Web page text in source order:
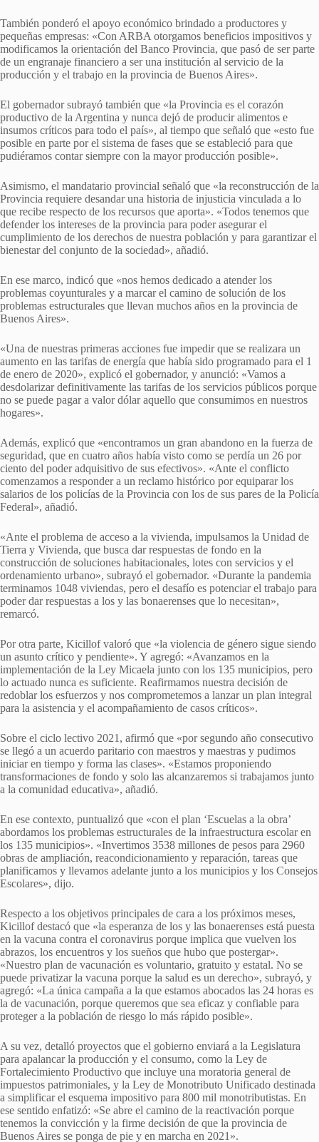
También ponderó el apoyo económico brindado a productores y
pequeñas empresas: «Con ARBA otorgamos beneficios impositivos y
modificamos la orientación del Banco Provincia, que pasó de ser parte
de un engranaje financiero a ser una institución al servicio de la
producción y el trabajo en la provincia de Buenos Aires».
El gobernador subrayó también que «la Provincia es el corazón
productivo de la Argentina y nunca dejó de producir alimentos e
insumos críticos para todo el país», al tiempo que señaló que «esto fue
posible en parte por el sistema de fases que se estableció para que
pudiéramos contar siempre con la mayor producción posible».
Asimismo, el mandatario provincial señaló que «la reconstrucción de la
Provincia requiere desandar una historia de injusticia vinculada a lo
que recibe respecto de los recursos que aporta». «Todos tenemos que
defender los intereses de la provincia para poder asegurar el
cumplimiento de los derechos de nuestra población y para garantizar el
bienestar del conjunto de la sociedad», añadió.
En ese marco, indicó que «nos hemos dedicado a atender los
problemas coyunturales y a marcar el camino de solución de los
problemas estructurales que llevan muchos años en la provincia de
Buenos Aires».
«Una de nuestras primeras acciones fue impedir que se realizara un
aumento en las tarifas de energía que había sido programado para el 1
de enero de 2020», explicó el gobernador, y anunció: «Vamos a
desdolarizar definitivamente las tarifas de los servicios públicos porque
no se puede pagar a valor dólar aquello que consumimos en nuestros
hogares».
Además, explicó que «encontramos un gran abandono en la fuerza de
seguridad, que en cuatro años había visto como se perdía un 26 por
ciento del poder adquisitivo de sus efectivos». «Ante el conflicto
comenzamos a responder a un reclamo histórico por equiparar los
salarios de los policías de la Provincia con los de sus pares de la Policía
Federal», añadió.
«Ante el problema de acceso a la vivienda, impulsamos la Unidad de
Tierra y Vivienda, que busca dar respuestas de fondo en la
construcción de soluciones habitacionales, lotes con servicios y el
ordenamiento urbano», subrayó el gobernador. «Durante la pandemia
terminamos 1048 viviendas, pero el desafío es potenciar el trabajo para
poder dar respuestas a los y las bonaerenses que lo necesitan»,
remarcó.
Por otra parte, Kicillof valoró que «la violencia de género sigue siendo
un asunto crítico y pendiente». Y agregó: «Avanzamos en la
implementación de la Ley Micaela junto con los 135 municipios, pero
lo actuado nunca es suficiente. Reafirmamos nuestra decisión de
redoblar los esfuerzos y nos comprometemos a lanzar un plan integral
para la asistencia y el acompañamiento de casos críticos».
Sobre el ciclo lectivo 2021, afirmó que «por segundo año consecutivo
se llegó a un acuerdo paritario con maestros y maestras y pudimos
iniciar en tiempo y forma las clases». «Estamos proponiendo
transformaciones de fondo y solo las alcanzaremos si trabajamos junto
a la comunidad educativa», añadió.
En ese contexto, puntualizó que «con el plan ‘Escuelas a la obra’
abordamos los problemas estructurales de la infraestructura escolar en
los 135 municipios». «Invertimos 3538 millones de pesos para 2960
obras de ampliación, reacondicionamiento y reparación, tareas que
planificamos y llevamos adelante junto a los municipios y los Consejos
Escolares», dijo.
Respecto a los objetivos principales de cara a los próximos meses,
Kicillof destacó que «la esperanza de los y las bonaerenses está puesta
en la vacuna contra el coronavirus porque implica que vuelven los
abrazos, los encuentros y los sueños que hubo que postergar».
«Nuestro plan de vacunación es voluntario, gratuito y estatal. No se
puede privatizar la vacuna porque la salud es un derecho», subrayó, y
agregó: «La única campaña a la que estamos abocados las 24 horas es
la de vacunación, porque queremos que sea eficaz y confiable para
proteger a la población de riesgo lo más rápido posible».
A su vez, detalló proyectos que el gobierno enviará a la Legislatura
para apalancar la producción y el consumo, como la Ley de
Fortalecimiento Productivo que incluye una moratoria general de
impuestos patrimoniales, y la Ley de Monotributo Unificado destinada
a simplificar el esquema impositivo para 800 mil monotributistas. En
ese sentido enfatizó: «Se abre el camino de la reactivación porque
tenemos la convicción y la firme decisión de que la provincia de
Buenos Aires se ponga de pie y en marcha en 2021».